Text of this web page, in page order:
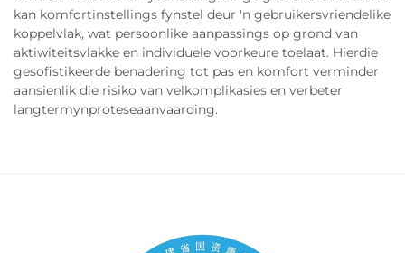
kan komfortinstellings fynstel deur 'n gebruikersvriendelike
koppelvlak, wat persoonlike aanpassings op grond van
aktiwiteitsvlakke en individuele voorkeure toelaat. Hierdie
gesofistikeerde benadering tot pas en komfort verminder
aansienlik die risiko van velkomplikasies en verbeter
langtermynproteseaanvaarding.